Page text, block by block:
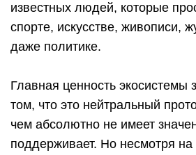
известных людей, которые
спорте, искусстве, живописи,
даже политике.
Главная ценность экосистемы
том, что это нейтральный
чем абсолютно не имеет
поддерживает. Но несмотря на